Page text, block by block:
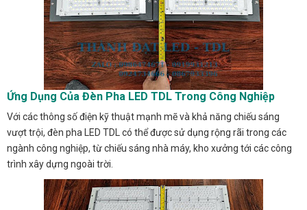
Ứng Dụng Của Đèn Pha LED TDL Trong Công Nghiệp
Với các thông số điện kỹ thuật mạnh mẽ và khả năng chiếu sáng
vượt trội, đèn pha LED TDL có thể được sử dụng rộng rãi trong các
ngành công nghiệp, từ chiếu sáng nhà máy, kho xưởng tới các công
trình xây dựng ngoài trời.